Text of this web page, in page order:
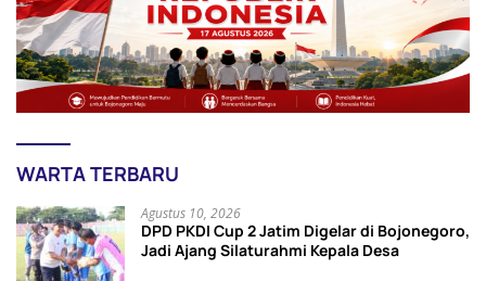
WARTA TERBARU
Agustus 10, 2026
DPD PKDI Cup 2 Jatim Digelar di Bojonegoro,
Jadi Ajang Silaturahmi Kepala Desa